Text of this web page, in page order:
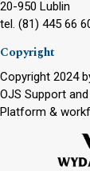
20-950 Lublin
tel. (81) 445 66
Copyright
Copyright 2024
OJS Support
Platform &